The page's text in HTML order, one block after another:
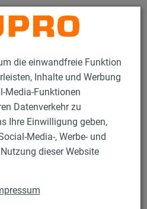
die einwandfreie Funktion
Inhalte und Werbung
Media-Funktionen
Datenverkehr zu
Ihre Einwilligung geben,
Media-, Werbe- und
dieser Website
Kontakt
Installationsschienen